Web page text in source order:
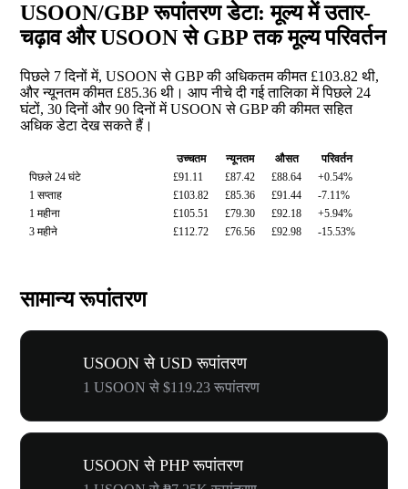
USOON/GBP रूपांतरण डेटा: मूल्य में उतार-
चढ़ाव और USOON से GBP तक मूल्य परिवर्तन
पिछले 7 दिनों में, USOON से GBP की अधिकतम कीमत £103.82 थी,
और न्यूनतम कीमत £85.36 थी। आप नीचे दी गई तालिका में पिछले 24
घंटों, 30 दिनों और 90 दिनों में USOON से GBP की कीमत सहित
अधिक डेटा देख सकते हैं।
उच्चतम न्यूनतम औसत
परिवर्तन
पिछले 24 घंटे
£91.11 £87.42 £88.64
+0.54%
1 सप्ताह
£103.82 £85.36 £91.44
-7.11%
1 महीना
£105.51 £79.30 £92.18
+5.94%
3 महीने
£112.72 £76.56 £92.98 -15.53%
सामान्य रूपांतरण
USOON से USD रूपांतरण
1 USOON से $119.23 रूपांतरण
USOON से PHP रूपांतरण